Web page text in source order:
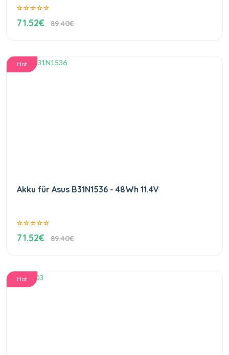
71.52€ 89.40€
Hot
Akku für Asus B31N1536 - 48Wh 11.4V
71.52€ 89.40€
Hot